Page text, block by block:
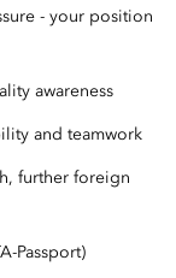
- your position
awareness
and teamwork
further foreign
Passport)